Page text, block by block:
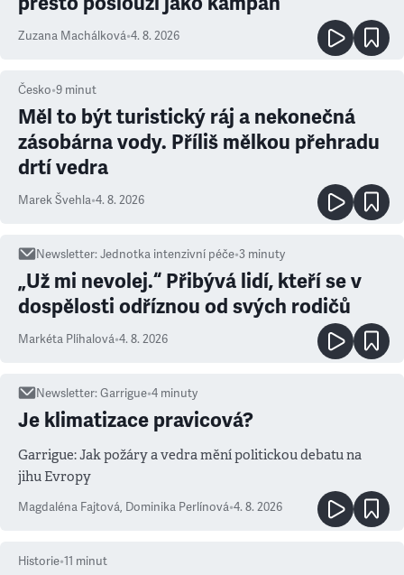
Zuzana Machálková•4. 8. 2026
Česko•9 minut
Měl to být turistický ráj a nekonečná
zásobárna vody. Příliš mělkou přehradu
drtí vedra
Marek Švehla•4. 8. 2026
Newsletter:Jednotka intenzivní péče•3 minuty
„Už mi nevolej.“ Přibývá lidí, kteří se v
dospělosti odříznou od svých rodičů
Markéta Plíhalová•4. 8. 2026
Newsletter:Garrigue•4 minuty
Je klimatizace pravicová?
Garrigue: Jak požáry a vedra mění politickou debatu na
jihu Evropy
Magdaléna Fajtová, Dominika Perlínová•4. 8. 2026
Historie•11 minut